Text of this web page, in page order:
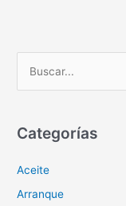
c
r
p
Categorías
Aceite
Arranque